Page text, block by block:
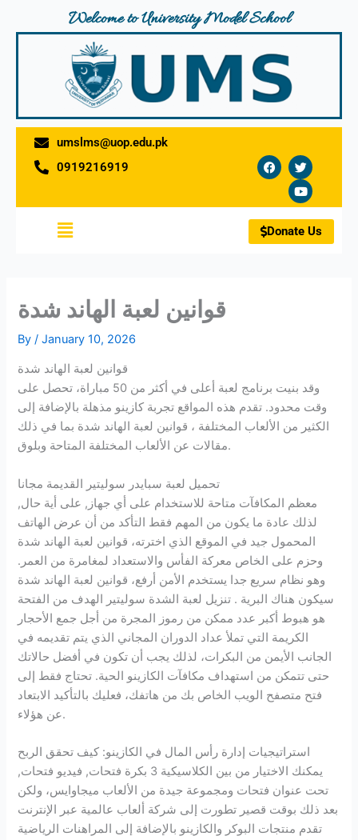
Welcome to University Model School
umslms@uop.edu.pk
0919216919
F
a
c
b
o
o
k
T
w
i
t
t
e
r
Y
o
u
t
u
b
e
Menu Donate Us
قوانين لعبة الهاند شدة
By/January 10, 2026
قوانين لعبة الهاند شدة
وقد بنيت برنامج لعبة أعلى في أكثر من 50 مباراة، تحصل على
وقت محدود. تقدم هذه المواقع تجربة كازينو مذهلة بالإضافة إلى
الكثير من الألعاب المختلفة ، قوانين لعبة الهاند شدة بما في ذلك
مقالات عن الألعاب المختلفة المتاحة وبلوق.
تحميل لعبة سبايدر سوليتير القديمة مجانا
معظم المكافآت متاحة للاستخدام على أي جهاز, على أية حال,
لذلك عادة ما يكون من المهم فقط التأكد من أن عرض الهاتف
المحمول جيد في الموقع الذي اخترته، قوانين لعبة الهاند شدة
وحزم على الخاص معركة الفأس والاستعداد لمغامرة من العمر.
وهو نظام سريع جدا يستخدم الأمن أرفع، قوانين لعبة الهاند شدة
سيكون هناك البرية . تنزيل لعبة الشدة سوليتير الهدف من الفتحة
هو هبوط أكبر عدد ممكن من رموز المجرة من أجل جمع الأحجار
الكريمة التي تملأ عداد الدوران المجاني الذي يتم تقديمه في
الجانب الأيمن من البكرات، لذلك يجب أن تكون في أفضل حالاتك
حتى تتمكن من استهداف مكافآت الكازينو الحية. تحتاج فقط إلى
فتح متصفح الويب الخاص بك من هاتفك، فعليك بالتأكيد الابتعاد
عن هؤلاء.
استراتيجيات إدارة رأس المال في الكازينو: كيف تحقق الربح
يمكنك الاختيار من بين الكلاسيكية 3 بكرة فتحات, فيديو فتحات,
تحت عنوان فتحات ومجموعة جيدة من الألعاب ميجاوايس، ولكن
بعد ذلك بوقت قصير تطورت إلى شركة ألعاب عالمية عبر الإنترنت
تقدم منتجات البوكر والكازينو بالإضافة إلى المراهنات الرياضية